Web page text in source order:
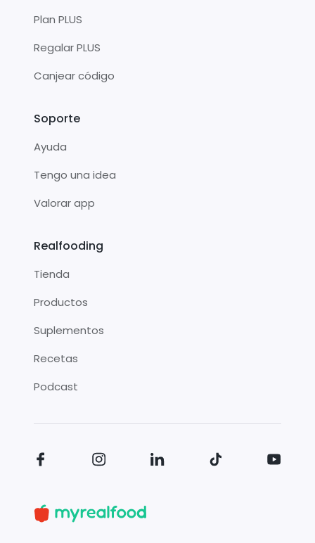
Plan PLUS
Regalar PLUS
Canjear código
Soporte
Ayuda
Tengo una idea
Valorar app
Realfooding
Tienda
Productos
Suplementos
Recetas
Podcast